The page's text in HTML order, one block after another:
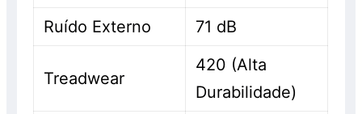
Ruído Externo 71 dB
Treadwear
420 (Alta
Durabilidade)